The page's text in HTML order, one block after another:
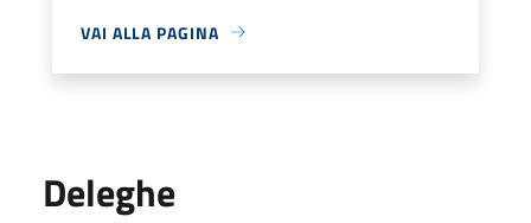
VAI ALLA PAGINA
Deleghe